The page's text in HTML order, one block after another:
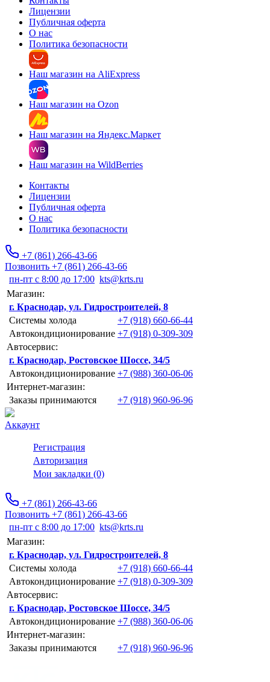
Лицензии
Публичная оферта
О нас
Политика безопасности
Наш магазин на AliExpress
Наш магазин на Ozon
Наш магазин на Яндекс.Маркет
Наш магазин на WildBerries
Контакты
Лицензии
Публичная оферта
О нас
Политика безопасности
+7 (861) 266-43-66
Позвонить +7 (861) 266-43-66
пн-пт с 8:00 до 17:00 kts@krts.ru
Магазин:
г. Краснодар, ул. Гидростроителей, 8
Системы холода
+7 (918) 660-66-44
Автокондиционирование +7 (918) 0-309-309
Автосервис:
г. Краснодар, Ростовское Шоссе, 34/5
Автокондиционирование +7 (988) 360-06-06
Интернет-магазин:
Заказы принимаются
+7 (918) 960-96-96
Аккаунт
Регистрация
Авторизация
Мои закладки (0)
+7 (861) 266-43-66
Позвонить +7 (861) 266-43-66
пн-пт с 8:00 до 17:00 kts@krts.ru
Магазин:
г. Краснодар, ул. Гидростроителей, 8
Системы холода
+7 (918) 660-66-44
Автокондиционирование +7 (918) 0-309-309
Автосервис:
г. Краснодар, Ростовское Шоссе, 34/5
Автокондиционирование +7 (988) 360-06-06
Интернет-магазин:
Заказы принимаются
+7 (918) 960-96-96